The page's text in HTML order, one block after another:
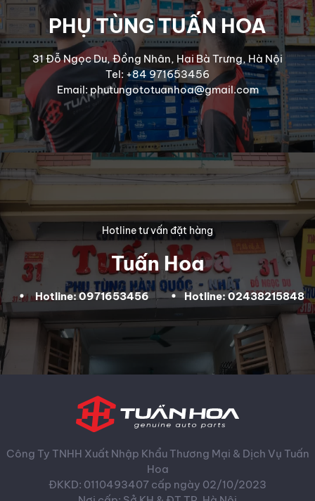
PHỤ TÙNG TUẤN HOA
31 Đỗ Ngọc Du, Đồng Nhân, Hai Bà Trưng, Hà Nội
Tel: +84 971653456
Email: phutungototuanhoa@gmail.com
Hotline tư vấn đặt hàng
Tuấn Hoa
Hotline: 0971653456 Hotline: 02438215848
Công Ty TNHH Xuất Nhập Khẩu Thương Mại & Dịch Vụ Tuấn
Hoa
ĐKKD: 0110493407 cấp ngày 02/10/2023